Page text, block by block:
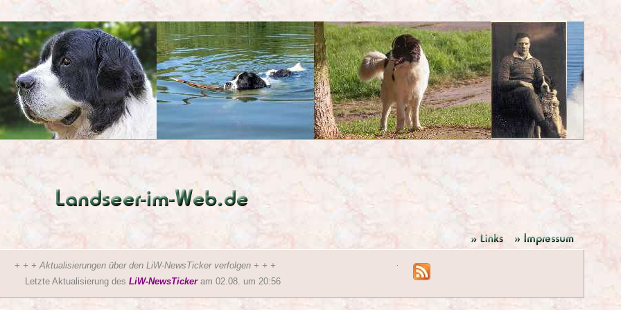
+ + + immer auf dem Laufenden sein + + +
Aktualisierungen über den LiW-NewsTicker verfolgen + + +
Letzte Aktualisierung des LiW-NewsTickeram 02.08. um 20:56